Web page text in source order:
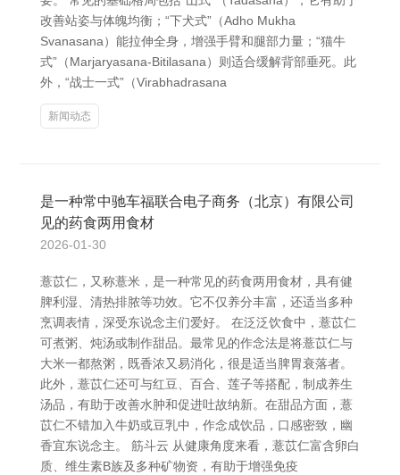
改善站姿与体魄均衡；“下犬式”（Adho Mukha
Svanasana）能拉伸全身，增强手臂和腿部力量；“猫牛
式”（Marjaryasana-Bitilasana）则适合缓解背部垂死。此
外，“战士一式”（Virabhadrasana
新闻动态
是一种常中驰车福联合电子商务（北京）有限公司
见的药食两用食材
2026-01-30
薏苡仁，又称薏米，是一种常见的药食两用食材，具有健
脾利湿、清热排脓等功效。它不仅养分丰富，还适当多种
烹调表情，深受东说念主们爱好。 在泛泛饮食中，薏苡仁
可煮粥、炖汤或制作甜品。最常见的作念法是将薏苡仁与
大米一都熬粥，既香浓又易消化，很是适当脾胃衰落者。
此外，薏苡仁还可与红豆、百合、莲子等搭配，制成养生
汤品，有助于改善水肿和促进吐故纳新。在甜品方面，薏
苡仁不错加入牛奶或豆乳中，作念成饮品，口感密致，幽
香宜东说念主。 筋斗云 从健康角度来看，薏苡仁富含卵白
质、维生素B族及多种矿物资，有助于增强免疫